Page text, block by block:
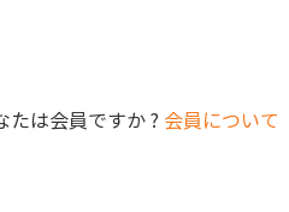
たは会員ですか ? 会員について